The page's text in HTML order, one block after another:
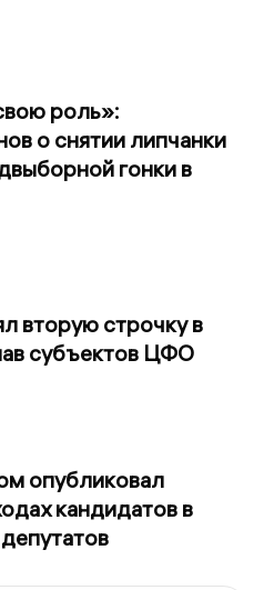
роль»:
о снятии липчанки
гонки в
вторую строчку в
субъектов ЦФО
опубликовал
кандидатов в